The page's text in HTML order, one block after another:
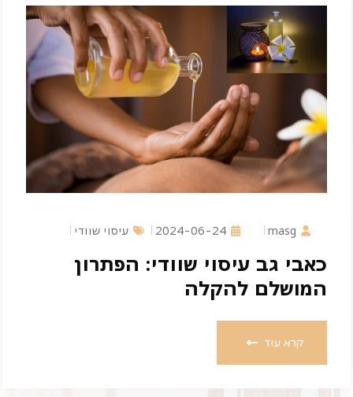
masg
2024-06-24 עיסוי שוודי
כאבי גב עיסוי שוודי: הפתרון
המושלם להקלה
קרא עוד